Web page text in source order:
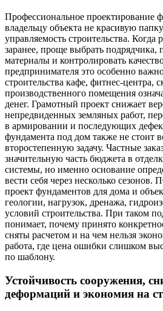
Профессиональное проектирование
владельцу объекта не красивую
управляемость строительства.
заранее, проще выбрать подрядчика,
материалы и контролировать
предпринимателя это особенно
строительства кафе, фитнес-центра,
производственного помещения
денег. Грамотный проект снижает
непредвиденных земляных работ,
в армировании и последующих
фундамента под дом также не стоит
второстепенную задачу. Частные
значительную часть бюджета в
системы, но именно основание
вести себя через несколько
проект фундаментов для дома и
геологии, нагрузок, дренажа,
условий строительства. При таком
понимает, почему принято
сняты расчетом и на чем нельзя
работа, где цена ошибки слишком
по шаблону.
Устойчивость сооружения,
деформаций и экономия на